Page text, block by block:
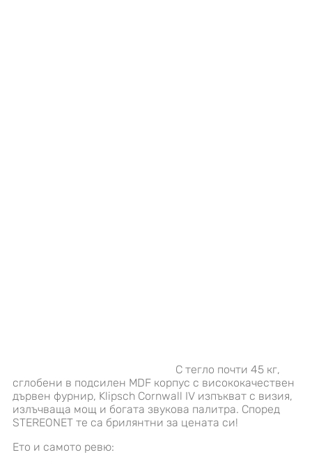
С тегло почти 45 кг,
сглобени в подсилен MDF корпус с висококачествен
дървен фурнир, Klipsch Cornwall IV изпъкват с визия,
излъчваща мощ и богата звукова палитра. Според
STEREONET те са брилянтни за цената си!
Ето и самото ревю: